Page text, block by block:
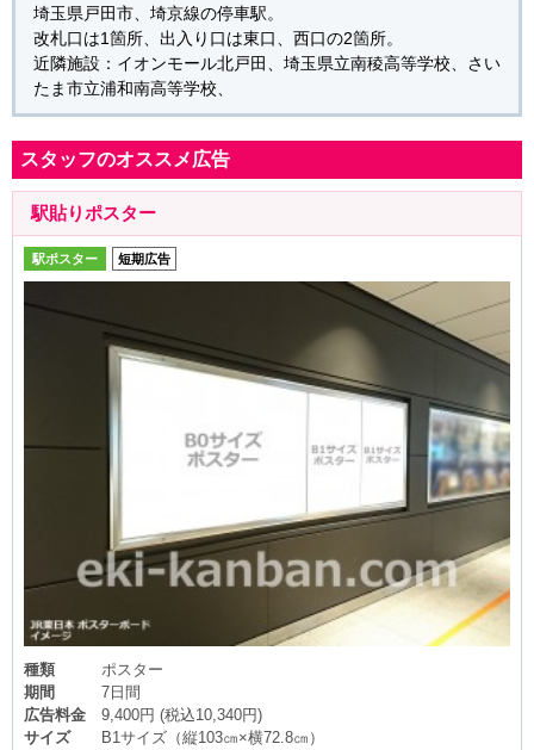
埼玉県戸田市、埼京線の停車駅。
改札口は1箇所、出入り口は東口、西口の2箇所。
近隣施設：イオンモール北戸田、埼玉県立南稜高等学校、さい
たま市立浦和南高等学校、
スタッフのオススメ広告
駅貼りポスター
駅ポスター 短期広告
種類
ポスター
期間
7日間
広告料金
9,400円 (税込10,340円)
サイズ
B1サイズ（縦103㎝×横72.8㎝）